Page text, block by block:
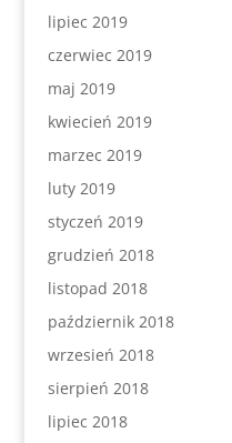
lipiec 2019
czerwiec 2019
maj 2019
kwiecień 2019
marzec 2019
luty 2019
styczeń 2019
grudzień 2018
listopad 2018
październik 2018
wrzesień 2018
sierpień 2018
lipiec 2018